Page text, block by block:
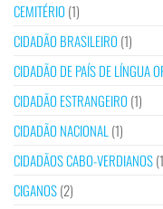
CEMITÉRIO (1)
CIDADÃO BRASILEIRO (1)
CIDADÃO DE PAÍS DE LÍNGUA
CIDADÃO ESTRANGEIRO (1)
CIDADÃO NACIONAL (1)
CIDADÃOS CABO-VERDIANOS
CIGANOS(2)